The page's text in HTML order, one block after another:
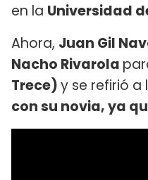
en la Universidad
Ahora, Juan Gil
Nacho Rivarola
Trece)y se refirió a
con su novia, ya